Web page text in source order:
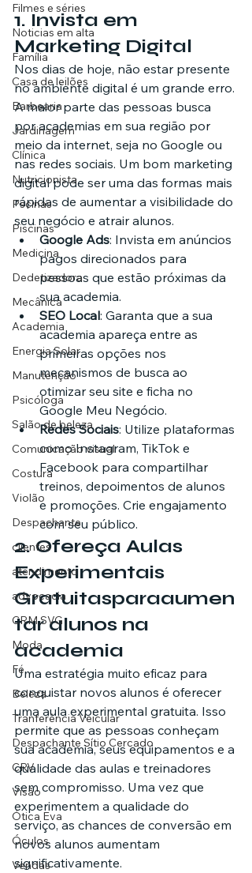
Filmes e séries
Noticias em alta
Família
Casa de leilões
Barbearia
Jardinagem
Clínica
Nutricionista
Pscinas
Piscinas
Medicina
Dedetizadora
Mecânica
Academia
Energia Solar
Manutenção
Psicóloga
Salão de beleza
Comunicação visual
Costura
Violão
Despachante
clientes
atendimento
advocacia
CRM SVG
Moda
Fé
Beleza
Tranferência Veicular
Despachante Sítio Cercado
CRV
Visão
Ótica Eva
Óculos
Vendas
1. Invista em
Marketing Digital
Nos dias de hoje, não estar presente
no ambiente digital é um grande erro.
A maior parte das pessoas busca
por academias em sua região por
meio da internet, seja no Google ou
nas redes sociais. Um bom marketing
digital pode ser uma das formas mais
rápidas de aumentar a visibilidade do
seu negócio e atrair alunos.
Google Ads: Invista em anúncios
pagos direcionados para
pessoas que estão próximas da
sua academia.
SEO Local: Garanta que a sua
academia apareça entre as
primeiras opções nos
mecanismos de busca ao
otimizar seu site e ficha no
Google Meu Negócio.
Redes Sociais: Utilize plataformas
como Instagram, TikTok e
Facebook para compartilhar
treinos, depoimentos de alunos
e promoções. Crie engajamento
com seu público.
2. Ofereça Aulas
Experimentais
Gratuitasparaaumen
tar alunos na
academia
Uma estratégia muito eficaz para
conquistar novos alunos é oferecer
uma aula experimental gratuita. Isso
permite que as pessoas conheçam
sua academia, seus equipamentos e a
qualidade das aulas e treinadores
sem compromisso. Uma vez que
experimentem a qualidade do
serviço, as chances de conversão em
novos alunos aumentam
significativamente.